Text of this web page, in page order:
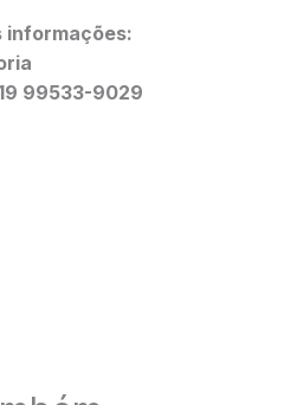
informações:
99533-9029